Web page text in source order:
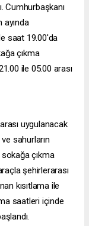
Cumhurbaşkanı
ayında
saat 19.00'da
çıkma
ile 05.00 arası
uygulanacak
sahurların
çıkma
şehirlerarası
kısıtlama ile
saatleri içinde